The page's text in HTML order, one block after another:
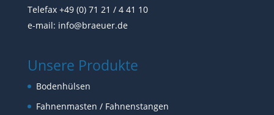
Telefax +49 (0) 71 21 / 4 41 10
e-mail: info@braeuer.de
Unsere Produkte
Bodenhülsen
Fahnenmasten / Fahnenstangen